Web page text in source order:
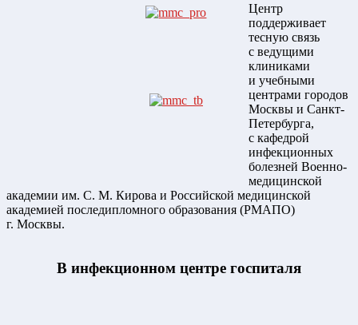
Центр
поддерживает
тесную связь
с ведущими
клиниками
и учебными
центрами городов
Москвы и Санкт-
Петербурга,
с кафедрой
инфекционных
болезней Военно-
медицинской
академии им. С. М. Кирова и Российской медицинской
академией последипломного образования (РМАПО)
г. Москвы.
В инфекционном центре госпиталя